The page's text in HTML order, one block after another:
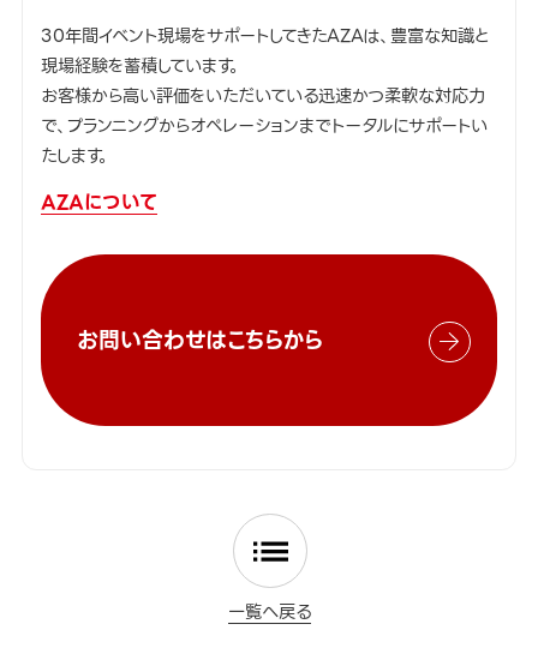
30年間イベント現場をサポートしてきたAZAは、豊富な知識と
現場経験を蓄積しています。
お客様から高い評価をいただいている迅速かつ柔軟な対応力
で、プランニングからオペレーションまでトータルにサポートい
たします。
AZAについて
お問い合わせはこちらから
一覧へ戻る